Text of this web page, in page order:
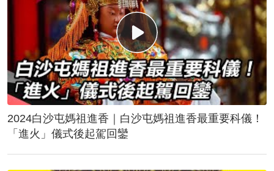
2024白沙屯媽祖進香｜白沙屯媽祖進香最重要科儀！
「進火」儀式後起駕回鑾